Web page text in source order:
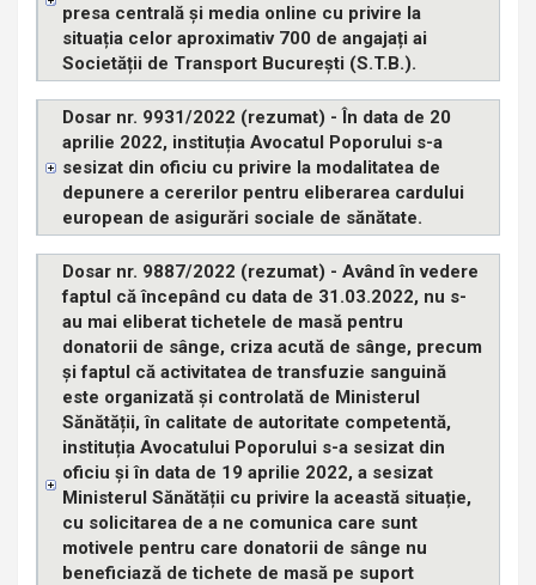
presa centrală și media online cu privire la
situația celor aproximativ 700 de angajați ai
Societății de Transport București (S.T.B.).
Dosar nr. 9931/2022 (rezumat) - În data de 20
aprilie 2022, instituția Avocatul Poporului s-a
sesizat din oficiu cu privire la modalitatea de
depunere a cererilor pentru eliberarea cardului
european de asigurări sociale de sănătate.
Dosar nr. 9887/2022 (rezumat) - Având în vedere
faptul că începând cu data de 31.03.2022, nu s-
au mai eliberat tichetele de masă pentru
donatorii de sânge, criza acută de sânge, precum
și faptul că activitatea de transfuzie sanguină
este organizată și controlată de Ministerul
Sănătății, în calitate de autoritate competentă,
instituția Avocatului Poporului s-a sesizat din
oficiu și în data de 19 aprilie 2022, a sesizat
Ministerul Sănătății cu privire la această situație,
cu solicitarea de a ne comunica care sunt
motivele pentru care donatorii de sânge nu
beneficiază de tichete de masă pe suport